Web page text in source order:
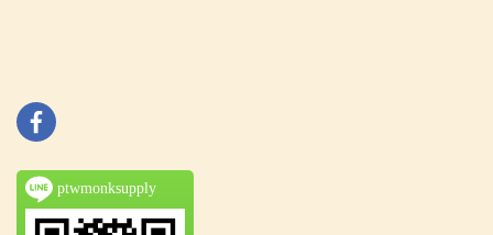
ptwmonksupply